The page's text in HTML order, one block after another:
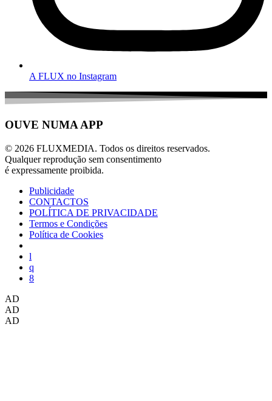
A FLUX no Instagram
OUVE NUMA APP
© 2026 FLUXMEDIA. Todos os direitos reservados.
Qualquer reprodução sem consentimento
é expressamente proibida.
Publicidade
CONTACTOS
POLÍTICA DE PRIVACIDADE
Termos e Condições
Política de Cookies
AD
AD
AD